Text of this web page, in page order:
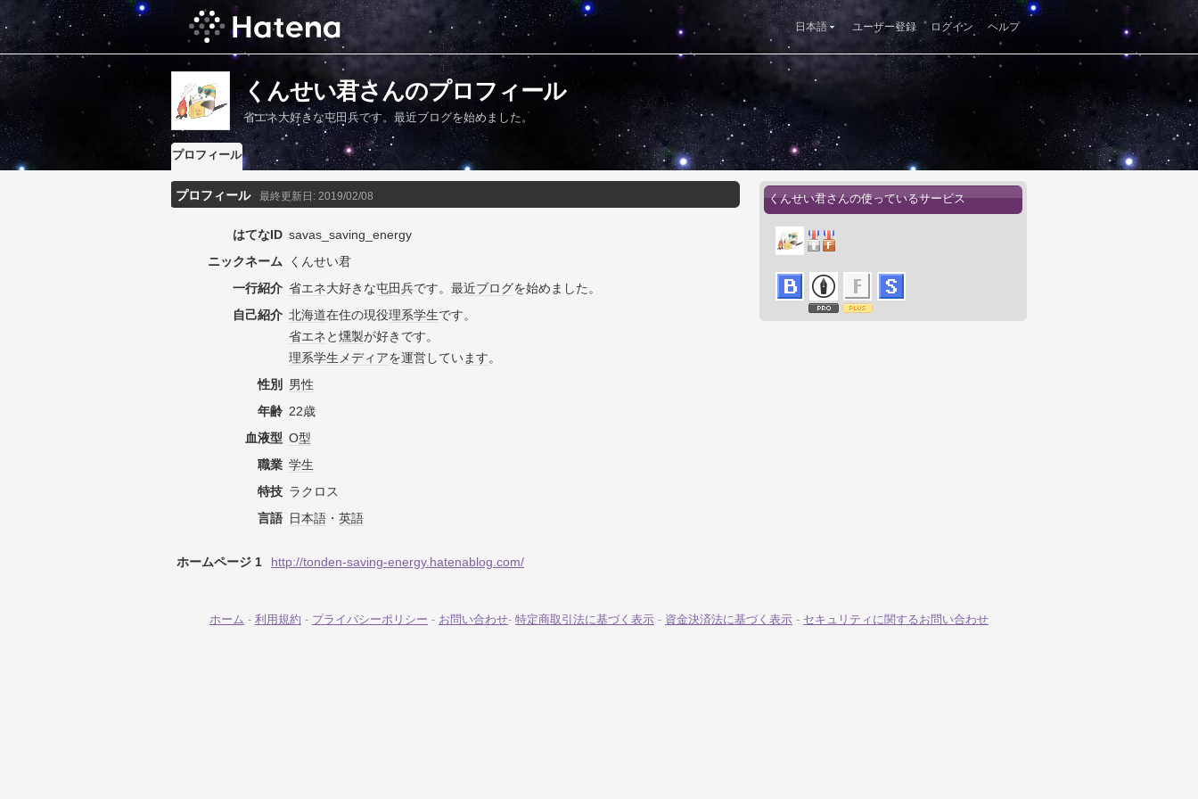
日本語 ユーザー登録 ログイン ヘルプ
くんせい君さんのプロフィール
省エネ大好きな屯田兵です。最近ブログを始めました。
プロフィール
プロフィール 最終更新日: 2019/02/08
はてなID savas_saving_energy
ニックネーム
くんせい君
一行紹介 省エネ大好きな屯田兵です。 最近ブログを始めました。
自己紹介 北海道在住の現役理系学生です。
省エネと燻製が好きです。
理系学生メディアを運営しています。
性別
男性
年齢 22歳
血液型 O型
職業 学生
特技 ラクロス
言語 日本語 ・ 英語
ホームページ 1 http://tonden-saving-energy.hatenablog.com/
くんせい君さんの使っているサービス
ホーム - 利用規約 - プライバシーポリシー - お問い合わせ- 特定商取引法に基づく表示 - 資金決済法に基づく表示 - セキュリティに関するお問い合わせ